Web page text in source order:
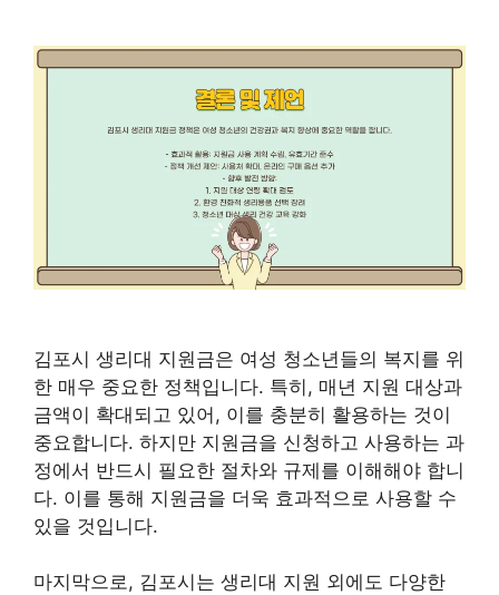
김포시 생리대 지원금은 여성 청소년들의 복지를 위
한 매우 중요한 정책입니다. 특히, 매년 지원 대상과
금액이 확대되고 있어, 이를 충분히 활용하는 것이
중요합니다. 하지만 지원금을 신청하고 사용하는 과
정에서 반드시 필요한 절차와 규제를 이해해야 합니
다. 이를 통해 지원금을 더욱 효과적으로 사용할 수
있을 것입니다.
마지막으로, 김포시는 생리대 지원 외에도 다양한